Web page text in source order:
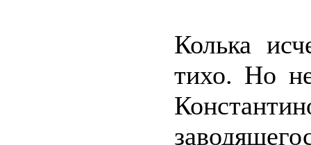
Колька
тихо. Но